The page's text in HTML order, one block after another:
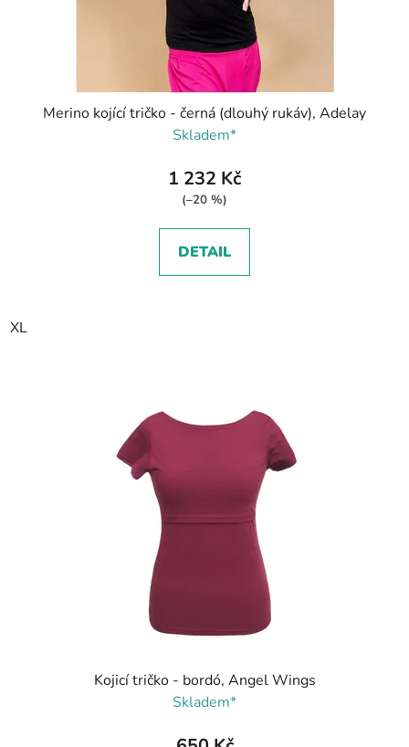
Merino kojící tričko - černá (dlouhý rukáv), Adelay
Skladem*
1 232 Kč
(–20 %)
DETAIL
XL
Kojicí tričko - bordó, Angel Wings
Skladem*